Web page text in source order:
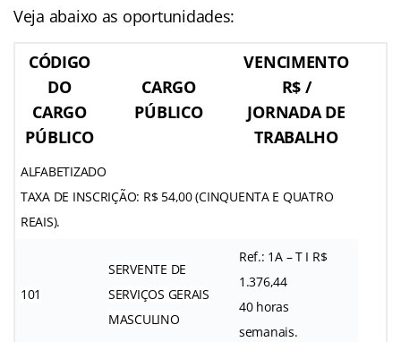
Veja abaixo as oportunidades:
CÓDIGO
DO
CARGO
PÚBLICO
CARGO
PÚBLICO
VENCIMENTO
R$ /
JORNADA DE
TRABALHO
ALFABETIZADO
TAXA DE INSCRIÇÃO: R$ 54,00 (CINQUENTA E QUATRO
REAIS).
101
SERVENTE DE
SERVIÇOS GERAIS
MASCULINO
Ref.: 1A – T I R$
1.376,44
40 horas
semanais.